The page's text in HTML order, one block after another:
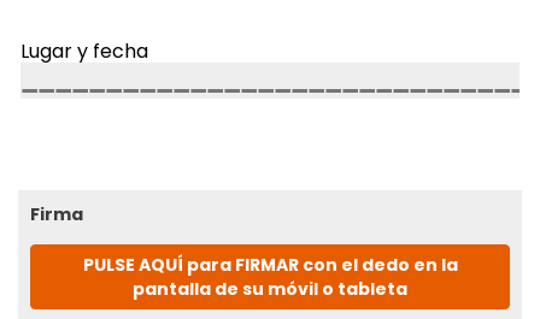
Lugar y fecha
Firma
PULSE AQUÍ para FIRMAR con el dedo en la
pantalla de su móvil o tableta